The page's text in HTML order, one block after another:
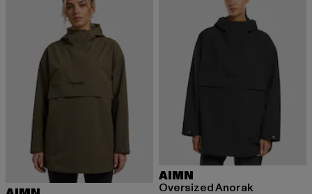
AIMN
Oversized Anorak